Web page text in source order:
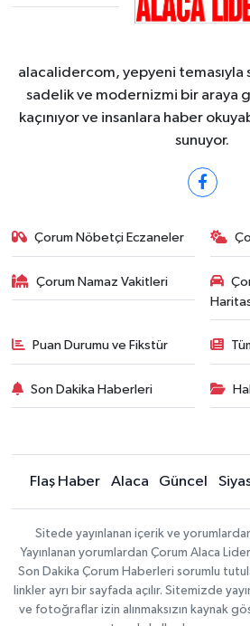
alacalidercom, yepyeni temasıyla
sadelik ve modernizmi bir araya
kaçınıyor ve insanlara haber
sunuyor.
Çorum Nöbetçi Eczaneler
Çorum Namaz Vakitleri
Puan Durumu ve Fikstür
Son Dakika Haberleri
Flaş Haber Alaca Güncel
Sitede yayınlanan içerik ve
Yayınlanan yorumlardan Çorum Alaca
Son Dakika Çorum Haberleri sorumlu
linkler ayrı bir sayfada açılır. Sitemizde
ve fotoğraflar izin alınmaksızın kaynak